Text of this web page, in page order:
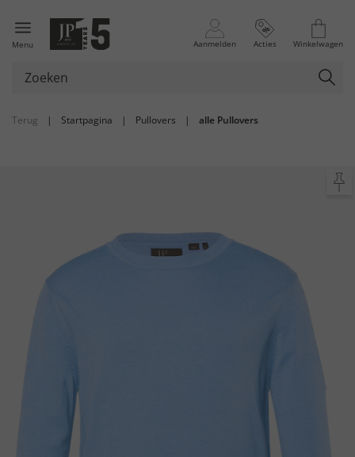
Menu Aanmelden Acties Winkelwagen
Terug | Startpagina | Pullovers | alle Pullovers